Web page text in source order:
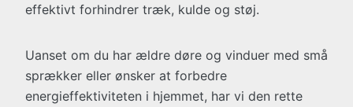
effektivt forhindrer træk, kulde og støj.
Uanset om du har ældre døre og vinduer med små
sprækker eller ønsker at forbedre
energieffektiviteten i hjemmet, har vi den rette